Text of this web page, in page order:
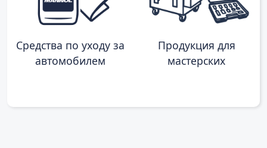
Средства по уходу за
автомобилем
Продукция для
мастерских